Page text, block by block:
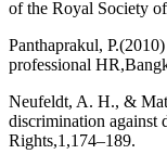
of the Royal Society
Panthaprakul,
professional
Neufeldt, A. H., &
discrimination against
Rights,1,174–189.